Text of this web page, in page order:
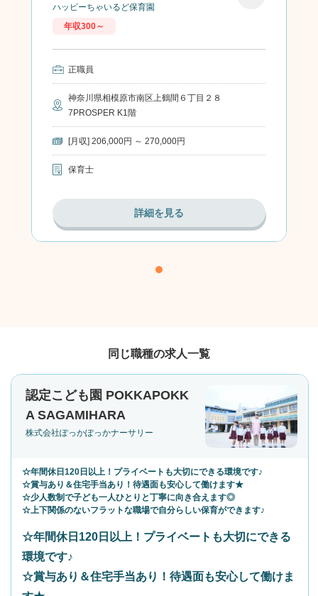
ハッピーちゃいるど保育園
年収300～
正職員
神奈川県相模原市南区上鶴間６丁目２８
7PROSPER K1階
[月収] 206,000円 ～ 270,000円
保育士
詳細を見る
同じ職種の求人一覧
認定こども園 POKKAPOKK
A SAGAMIHARA
株式会社ぽっかぽっかナーサリー
☆年間休日120日以上！プライベートも大切にできる環境です♪
☆賞与あり＆住宅手当あり！待遇面も安心して働けます★
☆少人数制で子ども一人ひとりと丁寧に向き合えます◎
☆上下関係のないフラットな職場で自分らしい保育ができます♪
☆年間休日120日以上！プライベートも大切にできる
環境です♪
☆賞与あり＆住宅手当あり！待遇面も安心して働けま